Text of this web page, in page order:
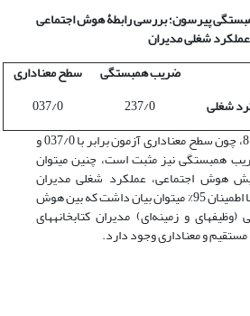
همبستگی پیرسون؛ بررسی رابطۀ هوش اجتماعی
شغلی مدیران
ضریب همبستگی
سطح معنا­داری
شغلی
237/0
037/0
بر اساس یافته­های جدول 8، چون سطح معنا­داری آزمون برابر با 037/0 و
ضریب همبستگی نیز مثبت است، چنین می­توان
هوش اجتماعی، عملکرد شغلی مدیران
افزایش می­یابد. بنابراین، با اطمینان 95% می­توان بیان داشت که بین هوش
و زمینه‌ای) مدیران کتابخانه­های
و معناداری وجود دارد.